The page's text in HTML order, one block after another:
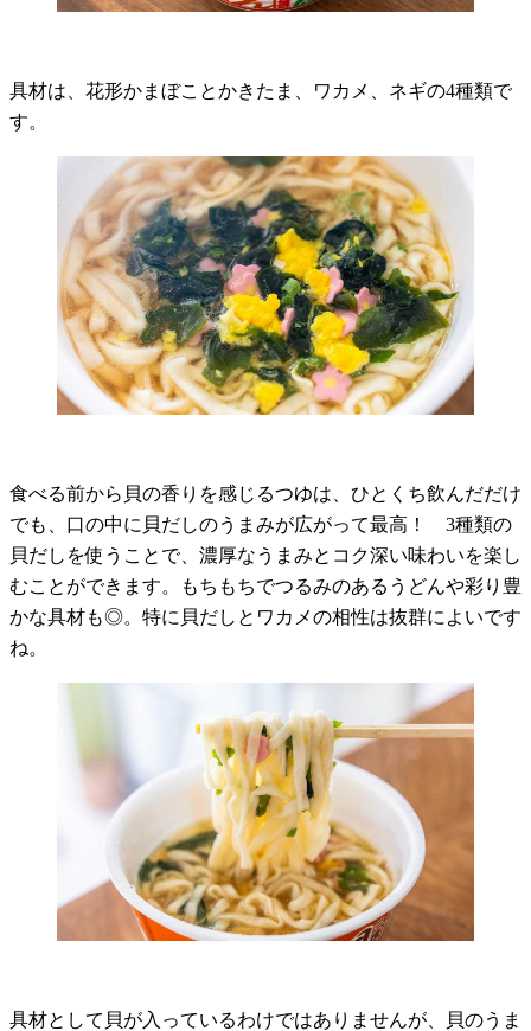
具材は、花形かまぼことかきたま、ワカメ、ネギの4種類で
す。
食べる前から貝の香りを感じるつゆは、ひとくち飲んだだけ
でも、口の中に貝だしのうまみが広がって最高！ 3種類の
貝だしを使うことで、濃厚なうまみとコク深い味わいを楽し
むことができます。もちもちでつるみのあるうどんや彩り豊
かな具材も◎。特に貝だしとワカメの相性は抜群によいです
ね。
具材として貝が入っているわけではありませんが、貝のうま